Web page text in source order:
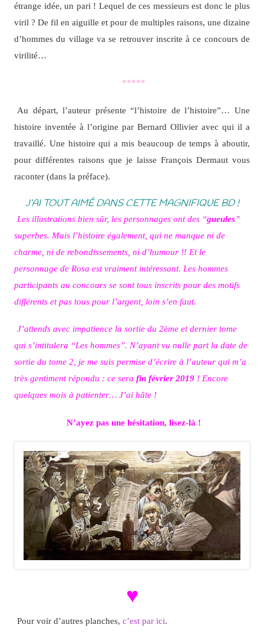
étrange idée, un pari ! Lequel de ces messieurs est donc le plus
viril ? De fil en aiguille et pour de multiples raisons, une dizaine
d’hommes du village va se retrouver inscrite à ce concours de
virilité…
*****
Au départ, l’auteur présente “l’histoire de l’histoire”… Une
histoire inventée à l’origine par Bernard Ollivier avec qui il a
travaillé. Une histoire qui a mis beaucoup de temps à aboutir,
pour différentes raisons que je laisse François Dermaut vous
raconter (dans la préface).
J’AI TOUT AIMÉ DANS CETTE MAGNIFIQUE BD !
Les illustrations bien sûr, les personnages ont des “gueules”
superbes. Mais l’histoire également, qui ne manque ni de
charme, ni de rebondissements, ni d’humour !! Et le
personnage de Rosa est vraiment intéressant. Les hommes
participants au concours se sont tous inscrits pour des motifs
différents et pas tous pour l’argent, loin s’en faut.
J’attends avec impatience la sortie du 2ème et dernier tome
qui s’intitulera “Les hommes”. N’ayant vu nulle part la date de
sortie du tome 2, je me suis permise d’écrire à l’auteur qui m’a
très gentiment répondu : ce sera fin février 2019! Encore
quelques mois à patienter… J’ai hâte !
N’ayez pas une hésitation, lisez-là !
♥
Pour voir d’autres planches, c’est par ici.